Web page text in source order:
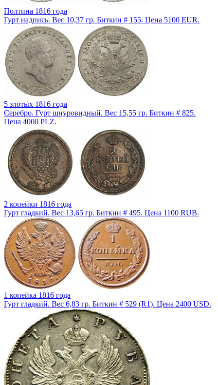
Полтина 1816 года
Гурт надпись. Вес 10,37 гр. Биткин # 155. Цена 5100 EUR.
5 злотых 1816 года
Серебро. Гурт шнуровидный. Вес 15,55 гр. Биткин # 825.
Цена 4000 PLZ.
2 копейки 1816 года
Гурт гладкий. Вес 13,65 гр. Биткин # 495. Цена 1100 RUB.
1 копейка 1816 года
Гурт гладкий. Вес 6,83 гр. Биткин # 529 (R1). Цена 2400 USD.